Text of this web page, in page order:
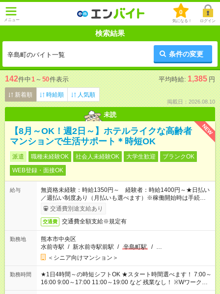
メニュー
0
気になる！ ログイン
検索結果
辛島町のバイト一覧 条件の変更
142件中1 ～ 50件表示 平均時給: 1,385 円
新着順 時給順 人気順
掲載日：2026.08.10
未読
NEW
【8月～OK！週2日～】ホテルライクな高齢者
マンションで生活サポート＊時短OK
派遣 職種未経験OK 社会人未経験OK 大学生歓迎
ブランクOK
WEB登録・面接OK
給与
無資格未経験：時給1350円～ 経験者：時給1400円～★日払い
／週払い制度あり（月払いも選べます）※稼働開始時は手続き完
了次第のお支払いとなります。
交通費別途支給あり
交通費 交通費全額支給※規定有
勤務地
熊本市中央区
水前寺駅 / 新水前寺駅前駅 / 辛島町駅 / …
＜シニア向けマンション＞
勤務時間
★1日4時間～の時短シフトOK ★スタート時間選べます！ 7:00～
16:00 9:00～17:00 11:00～19:00 など 残業なし！ ※Wワークの
場合、他のお仕事と合わせ週40時間超の就業はご案内できませ